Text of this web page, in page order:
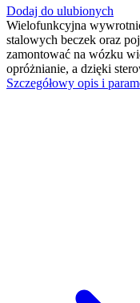
Dodaj do ulubionych
Wielofunkcyjna
stalowych beczek oraz
zamontować na wózku
opróżnianie, a dzięki
Szczegółowy opis i